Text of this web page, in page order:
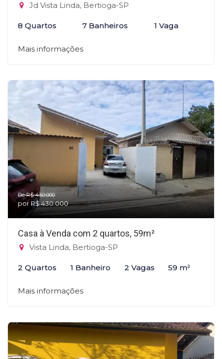
Jd Vista Linda, Bertioga-SP
8 Quartos 7 Banheiros 1 Vaga
Mais informações
De R$ 450.000
por R$ 430.000
Casa à Venda com 2 quartos, 59m²
Vista Linda, Bertioga-SP
2 Quartos 1 Banheiro 2 Vagas 59 m²
Mais informações